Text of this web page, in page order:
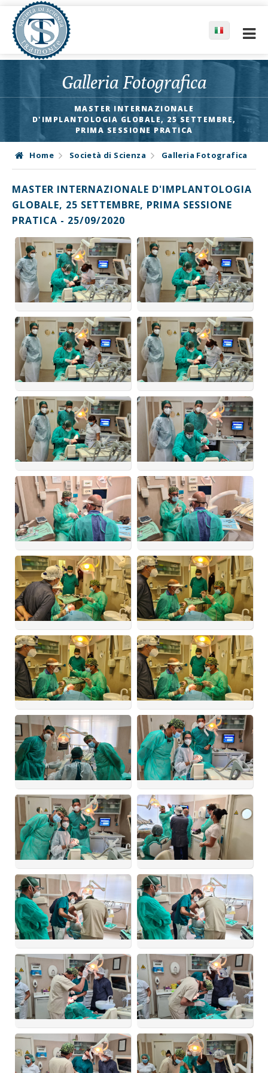
Galleria Fotografica
MASTER INTERNAZIONALE
D'IMPLANTOLOGIA GLOBALE, 25 SETTEMBRE,
PRIMA SESSIONE PRATICA
Home Società di Scienza Galleria Fotografica
MASTER INTERNAZIONALE D'IMPLANTOLOGIA
GLOBALE, 25 SETTEMBRE, PRIMA SESSIONE
PRATICA - 25/09/2020